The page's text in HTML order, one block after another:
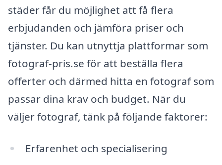
städer får du möjlighet att få flera
erbjudanden och jämföra priser och
tjänster. Du kan utnyttja plattformar som
fotograf-pris.se för att beställa flera
offerter och därmed hitta en fotograf som
passar dina krav och budget. När du
väljer fotograf, tänk på följande faktorer:
Erfarenhet och specialisering